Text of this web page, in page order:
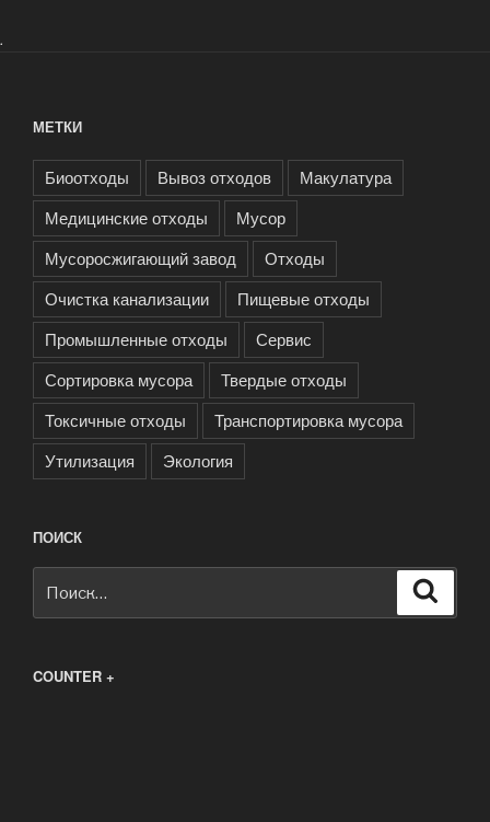
.
МЕТКИ
Биоотходы Вывоз отходов
Макулатура
Медицинские отходы
Мусор
Мусоросжигающий завод
Отходы
Очистка канализации
Пищевые отходы
Промышленные отходы
Сервис
Сортировка мусора
Твердые отходы
Токсичные отходы
Транспортировка мусора
Утилизация
Экология
ПОИСК
COUNTER +